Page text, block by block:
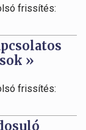
frissítés:
»
frissítés: